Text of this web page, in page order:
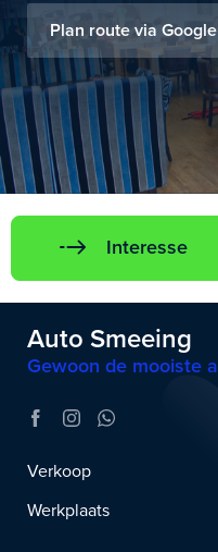
Plan route via
Interesse
Auto Smeeing
Gewoon de mooiste
Verkoop
Werkplaats